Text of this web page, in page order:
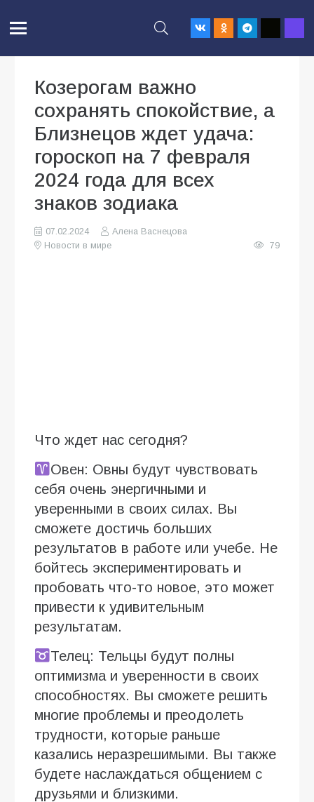
Козерогам важно
сохранять спокойствие, а
Близнецов ждет удача:
гороскоп на 7 февраля
2024 года для всех
знаков зодиака
07.02.2024
Алена Васнецова
Новости в мире
79
Что ждет нас сегодня?
Овен: Овны будут чувствовать
себя очень энергичными и
уверенными в своих силах. Вы
сможете достичь больших
результатов в работе или учебе. Не
бойтесь экспериментировать и
пробовать что-то новое, это может
привести к удивительным
результатам.
Телец: Тельцы будут полны
оптимизма и уверенности в своих
способностях. Вы сможете решить
многие проблемы и преодолеть
трудности, которые раньше
казались неразрешимыми. Вы также
будете наслаждаться общением с
друзьями и близкими.